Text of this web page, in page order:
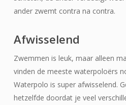
ander zwemt contra na contra.
Afwisselend
Zwemmen is leuk, maar alleen
vinden de meeste waterpoloërs
Waterpolo is super afwisselend.
hetzelfde doordat je veel